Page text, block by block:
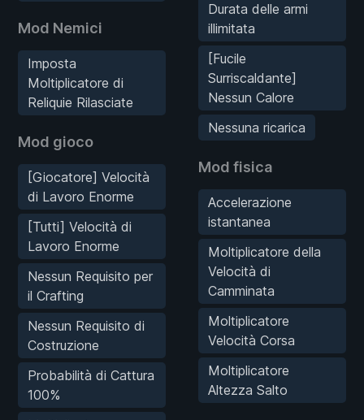
Mod Nemici
Imposta
Moltiplicatore di
Reliquie Rilasciate
Mod gioco
[Giocatore] Velocità
di Lavoro Enorme
[Tutti] Velocità di
Lavoro Enorme
Nessun Requisito per
il Crafting
Nessun Requisito di
Costruzione
Probabilità di Cattura
100%
Durata delle armi
illimitata
[Fucile
Surriscaldante]
Nessun Calore
Nessuna ricarica
Mod fisica
Accelerazione
istantanea
Moltiplicatore della
Velocità di
Camminata
Moltiplicatore
Velocità Corsa
Moltiplicatore
Altezza Salto